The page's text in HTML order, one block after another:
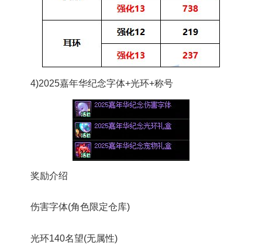
4)2025嘉年华纪念字体+光环+称号
奖励介绍
伤害字体(角色限定仓库)
光环140名望(无属性)